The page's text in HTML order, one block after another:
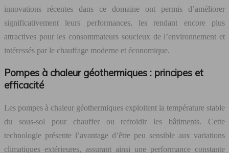
innovations récentes dans ce domaine ont permis d’améliorer
significativement leurs performances, les rendant encore plus
attractives pour les consommateurs soucieux de l’environnement et
intéressés par le chauffage moderne et économique.
Pompes à chaleur géothermiques : principes et
efficacité
Les pompes à chaleur géothermiques exploitent la température stable
du sous-sol pour chauffer ou refroidir les bâtiments. Cette
technologie présente l’avantage d’être peu sensible aux variations
climatiques extérieures, assurant ainsi une performance constante